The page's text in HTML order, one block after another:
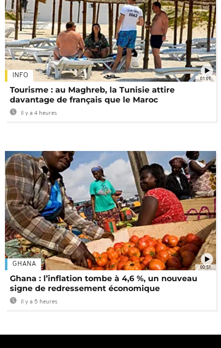
01:01
INFO
Tourisme : au Maghreb, la Tunisie attire
davantage de français que le Maroc
Il y a 4 heures
00:51
GHANA
Ghana : l’inflation tombe à 4,6 %, un nouveau
signe de redressement économique
Il y a 5 heures